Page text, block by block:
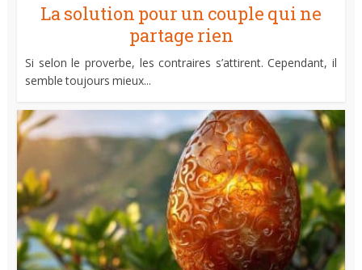
La solution pour un couple qui ne
partage rien
Si selon le proverbe, les contraires s’attirent. Cependant, il
semble toujours mieux...